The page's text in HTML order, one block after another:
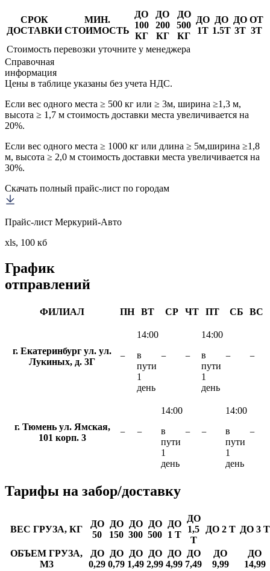
СРОК
ДОСТАВКИ
МИН.
СТОИМОСТЬ
ДО
100
КГ
ДО
200
КГ
ДО
500
КГ
ДО
1Т
ДО
1.5Т
ДО
3Т
ОТ
3Т
Стоимость перевозки уточните у менеджера
Справочная
информация
Цены в таблице указаны без учета НДС.
Если вес одного места ≥ 500 кг или ≥ 3м, ширина ≥1,3 м,
высота ≥ 1,7 м стоимость доставки места увеличивается на
20%.
Если вес одного места ≥ 1000 кг или длина ≥ 5м,ширина ≥1,8
м, высота ≥ 2,0 м стоимость доставки места увеличивается на
30%.
Скачать полный прайс-лист по городам
Прайс-лист Меркурий-Авто
xls, 100 кб
График
отправлений
ФИЛИАЛ ПН ВТ СР ЧТ ПТ СБ ВС
г. Екатеринбург ул. ул.
Лукиных, д. 3Г
−
14:00
в
пути
1
день
− −
14:00
в
пути
1
день
− −
г. Тюмень ул. Ямская,
101 корп. 3
− −
14:00
в
пути
1
день
− −
14:00
в
пути
1
день
−
Тарифы на забор/доставку
ВЕС ГРУЗА, КГ
ДО
50
ДО
150
ДО
300
ДО
500
ДО
1 Т
ДО
1,5
Т
ДО 2 Т ДО 3 Т
ОБЪЕМ ГРУЗА,
М3
ДО
0,29
ДО
0,79
ДО
1,49
ДО
2,99
ДО
4,99
ДО
7,49
ДО
9,99
ДО
14,99